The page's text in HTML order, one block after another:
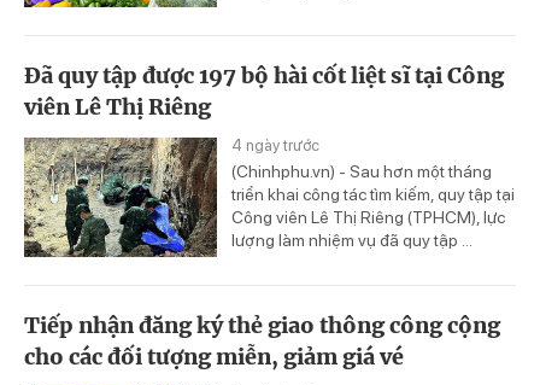
Đã quy tập được 197 bộ hài cốt liệt sĩ tại Công
viên Lê Thị Riêng
4 ngày trước
(Chinhphu.vn) - Sau hơn một tháng
triển khai công tác tìm kiếm, quy tập tại
Công viên Lê Thị Riêng (TPHCM), lực
lượng làm nhiệm vụ đã quy tập ...
Tiếp nhận đăng ký thẻ giao thông công cộng
cho các đối tượng miễn, giảm giá vé